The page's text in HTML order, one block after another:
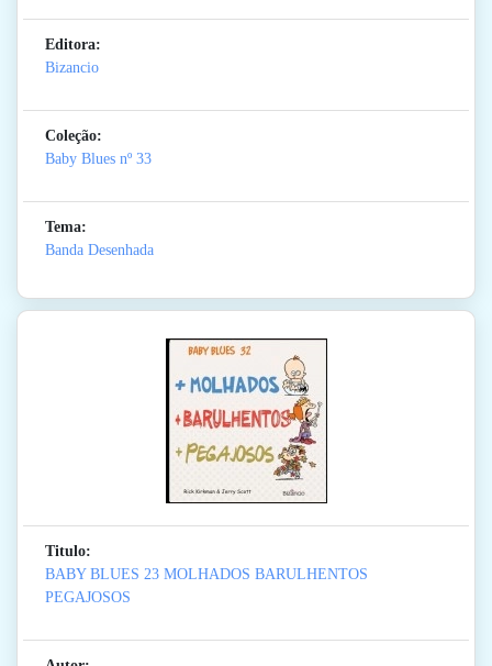
Editora:
Bizancio
Coleção:
Baby Blues nº 33
Tema:
Banda Desenhada
Titulo:
BABY BLUES 23 MOLHADOS BARULHENTOS
PEGAJOSOS